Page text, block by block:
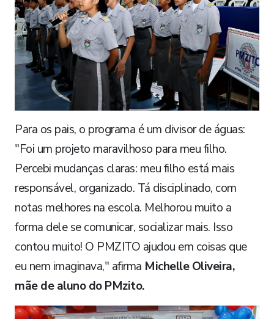
​Para os pais, o programa é um divisor de águas: ​
"Foi um projeto maravilhoso para meu filho.
Percebi mudanças claras: meu filho está mais
responsável, organizado. Tá disciplinado, com
notas melhores na escola. Melhorou muito a
forma dele se comunicar, socializar mais. Isso
contou muito! O PMZITO ajudou em coisas que
eu nem imaginava," afirma Michelle Oliveira,
mãe de aluno do PMzito.